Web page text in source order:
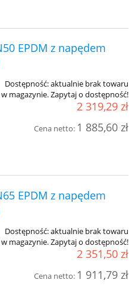
EPDM z napędem
Dostępność:aktualnie brak towaru
w magazynie. Zapytaj o dostępność!
2 319,29 zł
Cena netto: 1 885,60 zł
EPDM z napędem
Dostępność:aktualnie brak towaru
w magazynie. Zapytaj o dostępność!
2 351,50 zł
Cena netto: 1 911,79 zł